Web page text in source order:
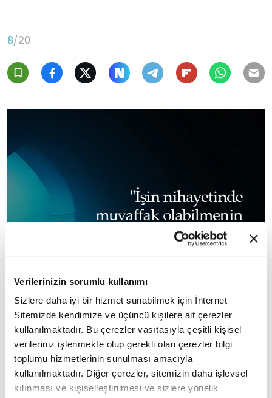
Verilerinizin sorumlu kullanımı
Sizlere daha iyi bir hizmet sunabilmek için İnternet
Sitemizde kendimize ve üçüncü kişilere ait çerezler
kullanılmaktadır. Bu çerezler vasıtasıyla çeşitli kişisel
verileriniz işlenmekte olup gerekli olan çerezler bilgi
toplumu hizmetlerinin sunulması amacıyla
kullanılmaktadır. Diğer çerezler, sitemizin daha işlevsel
kılınması ve kişiselleştirilmesi ve sizlere yönelik
8/20
🔻